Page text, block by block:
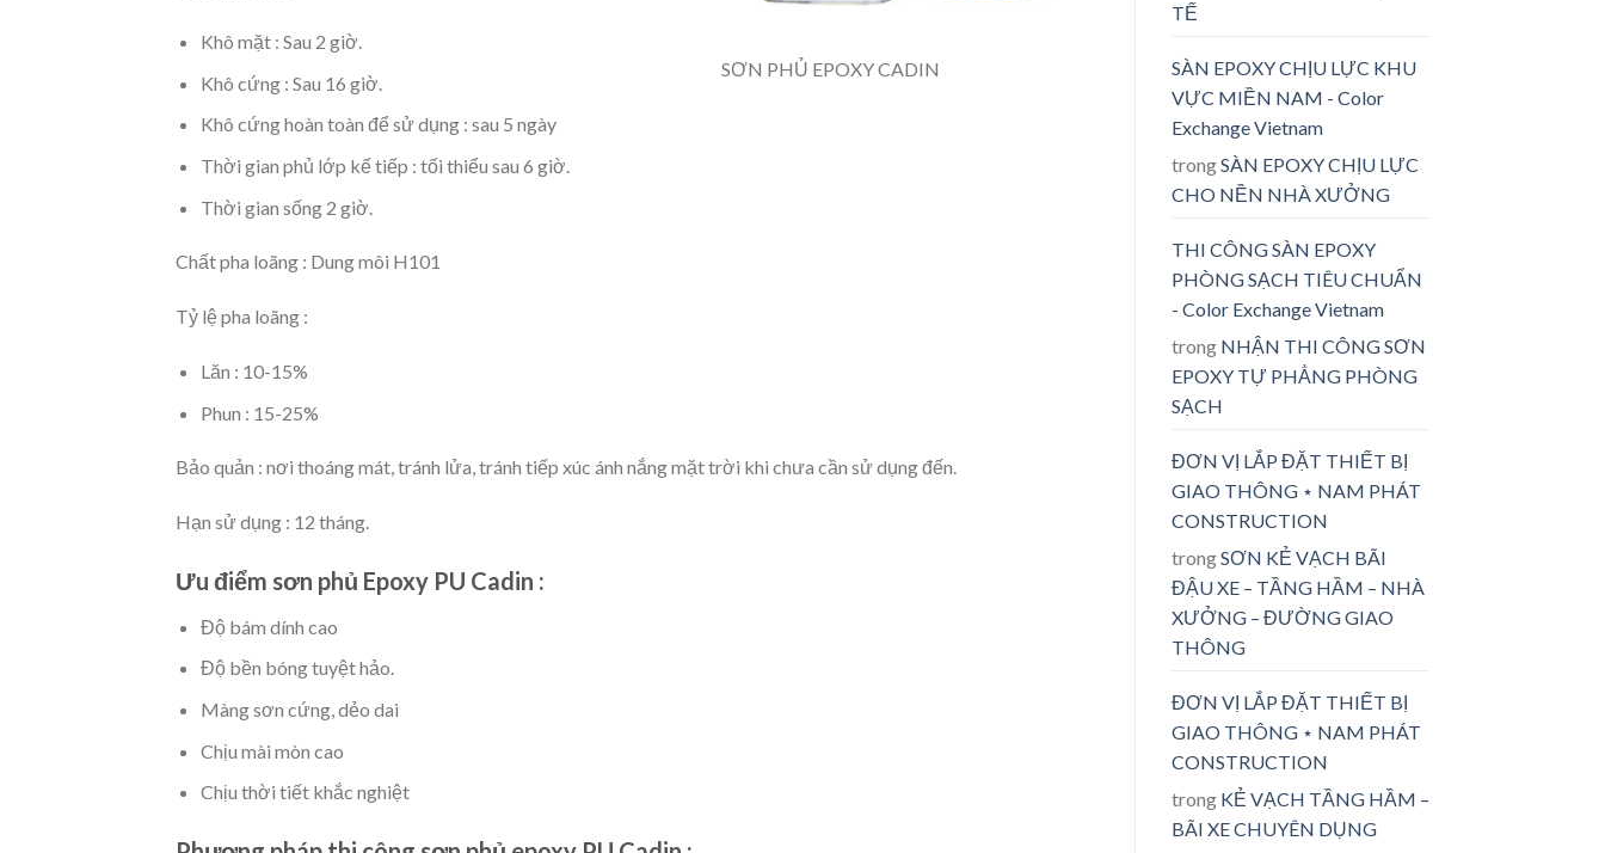
SƠN PHỦ EPOXY CADIN
Khô mặt : Sau 2 giờ.
Khô cứng : Sau 16 giờ.
Khô cứng hoàn toàn để sử dụng : sau 5 ngày
Thời gian phủ lớp kế tiếp : tối thiểu sau 6 giờ.
Thời gian sống 2 giờ.
Chất pha loãng : Dung môi H101
Tỷ lệ pha loãng :
Lăn : 10-15%
Phun : 15-25%
Bảo quản : nơi thoáng mát, tránh lửa, tránh tiếp xúc ánh nắng mặt trời khi chưa cần sử dụng đến.
Hạn sử dụng : 12 tháng.
Ưu điểm sơn phủ Epoxy PU Cadin :
Độ bám dính cao
Độ bền bóng tuyệt hảo.
Màng sơn cứng, dẻo dai
Chịu mài mòn cao
Chịu thời tiết khắc nghiệt
TẾ
SÀN EPOXY CHỊU LỰC KHU
VỰC MIỀN NAM - Color
Exchange Vietnam
trongSÀN EPOXY CHỊU LỰC
CHO NỀN NHÀ XƯỞNG
THI CÔNG SÀN EPOXY
PHÒNG SẠCH TIÊU CHUẨN
- Color Exchange Vietnam
trong NHẬN THI CÔNG SƠN
EPOXY TỰ PHẲNG PHÒNG
SẠCH
ĐƠN VỊ LẮP ĐẶT THIẾT BỊ
GIAO THÔNG ⋆ NAM PHÁT
CONSTRUCTION
trongSƠN KẺ VẠCH BÃI
ĐẬU XE – TẦNG HẦM – NHÀ
XƯỞNG – ĐƯỜNG GIAO
THÔNG
ĐƠN VỊ LẮP ĐẶT THIẾT BỊ
GIAO THÔNG ⋆ NAM PHÁT
CONSTRUCTION
trong KẺ VẠCH TẦNG HẦM –
BÃI XE CHUYÊN DỤNG